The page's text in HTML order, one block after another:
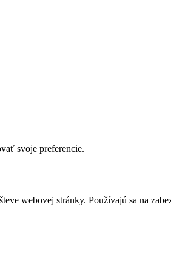
svoje preferencie.
webovej stránky. Používajú sa na